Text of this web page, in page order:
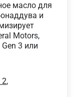
масло для
и
Motors,
3 или
2,